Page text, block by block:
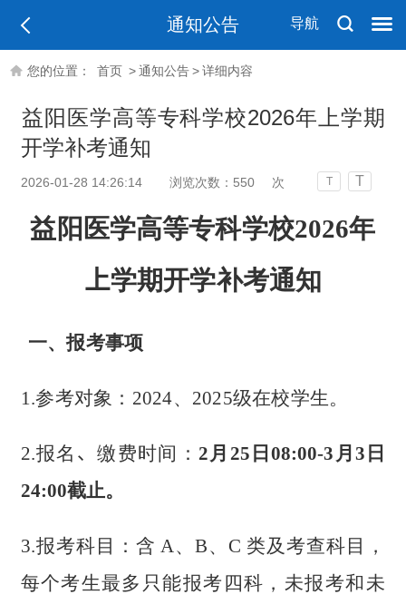
导航
通知公告
您的位置： 首页 >通知公告>详细内容
​益阳医学高等专科学校2026年上学期
开学补考通知
2026-01-28 14:26:14 浏览次数： 550 次 T T
益阳医学高等专科学校2026年
上学期开学补考通知
一、报考事项
1.参考对象：2024、 2025级在校学生。
2.报名 、缴费 时间： 2 月 25 日08:00-3 月 3 日
24:00截止。
3.报考科目：含 A、B、C 类及考查科目，
每个考生最多 只能报考四科，未报考和未